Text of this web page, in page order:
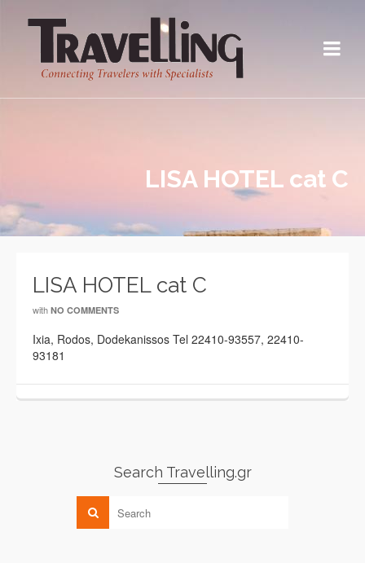
LISA HOTEL cat C
LISA HOTEL cat C
with NO COMMENTS
Ixia, Rodos, Dodekanissos Tel 22410-93557, 22410-
93181
Search Travelling.gr